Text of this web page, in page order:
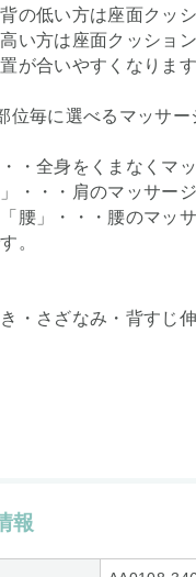
の低い方は座面クッ
い方は座面クッショ
が合いやすくなります
位毎に選べるマッサ
・・全身をくまなくマ
・・・肩のマッサー
腰」・・・腰のマッ
。
・さざなみ・背すじ
報